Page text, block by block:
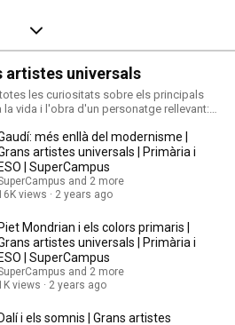
artistes universals
les curiositats sobre els principals
vida i l'obra d'un personatge rellevant:
més enllà del modernisme |
artistes universals | Primària i
| SuperCampus
and 2 more
views
2 years ago
Mondrian i els colors primaris |
artistes universals | Primària i
| SuperCampus
and 2 more
views
2 years ago
i els somnis | Grans artistes